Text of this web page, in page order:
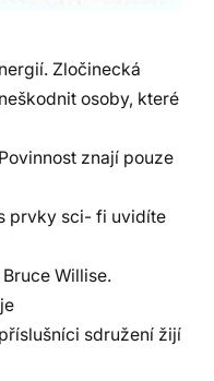
Zločinecká
osoby, které
znají pouze
prvky sci- fi uvidíte
Willise.
sdružení žijí